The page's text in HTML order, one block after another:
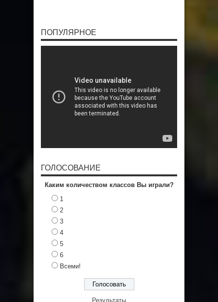
ПОПУЛЯРНОЕ
ГОЛОСОВАНИЕ
Каким количеством классов Вы играли?
1
2
3
4
5
6
Всеми!
Результаты